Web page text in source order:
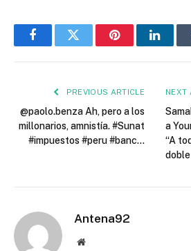
FacebookTwitter Pinterest
PREVIOUS ARTICLE
@paolo.benza Ah, pero a los
millonarios, amnistía. #Sunat
#impuestos #peru #banc…
NEXT
a
“A
Antena92
Website